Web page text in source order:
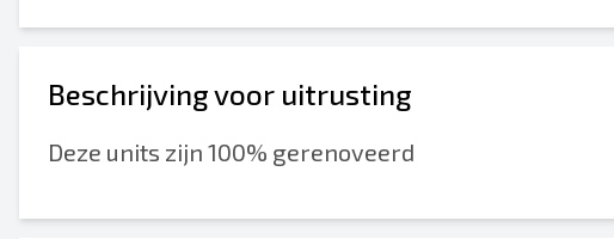
Beschrijving voor uitrusting
Deze units zijn 100% gerenoveerd